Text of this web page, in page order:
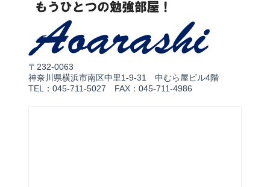
〒232-0063
神奈川県横浜市南区中里1-9-31 中むら屋ビル4階
TEL：045-711-5027 FAX：045-711-4986